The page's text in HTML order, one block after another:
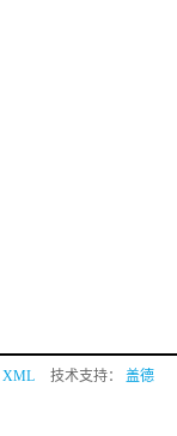
XML 技术支持： 盖德